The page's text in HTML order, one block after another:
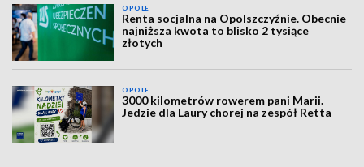
OPOLE
Renta socjalna na Opolszczyźnie. Obecnie
najniższa kwota to blisko 2 tysiące
złotych
OPOLE
3000 kilometrów rowerem pani Marii.
Jedzie dla Laury chorej na zespół Retta